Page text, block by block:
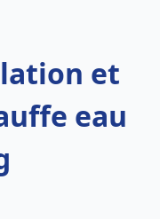
et
eau